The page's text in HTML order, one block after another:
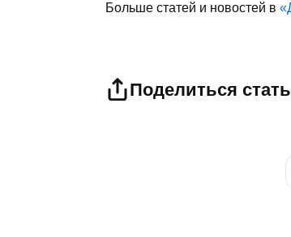
Больше статей и новостей в
Поделиться